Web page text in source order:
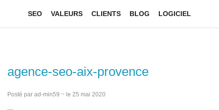
SEO VALEURS CLIENTS BLOG LOGICIEL
agence-seo-aix-provence
Posté par ad-min59 ~ le 25 mai 2020